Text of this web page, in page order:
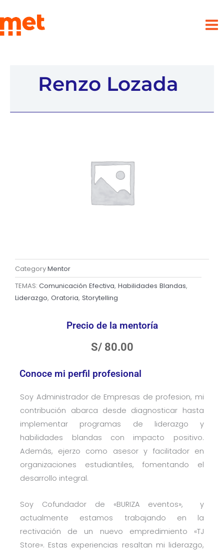
al
contenido
Renzo Lozada
CategoryMentor
TEMAS: Comunicación Efectiva,Habilidades Blandas,
Liderazgo,Oratoria,Storytelling
Precio de la mentoría
S/80.00
Conoce mi perfil profesional
Soy Administrador de Empresas de profesion, mi
contribución abarca desde diagnosticar hasta
implementar programas de liderazgo y
habilidades blandas con impacto positivo.
Además, ejerzo como asesor y facilitador en
organizaciones estudiantiles, fomentando el
desarrollo integral.
Soy Cofundador de «BURIZA eventos», y
actualmente estamos trabajando en la
rectivación de un nuevo empredimiento «TJ
Store». Estas experiencias resaltan mi liderazgo,